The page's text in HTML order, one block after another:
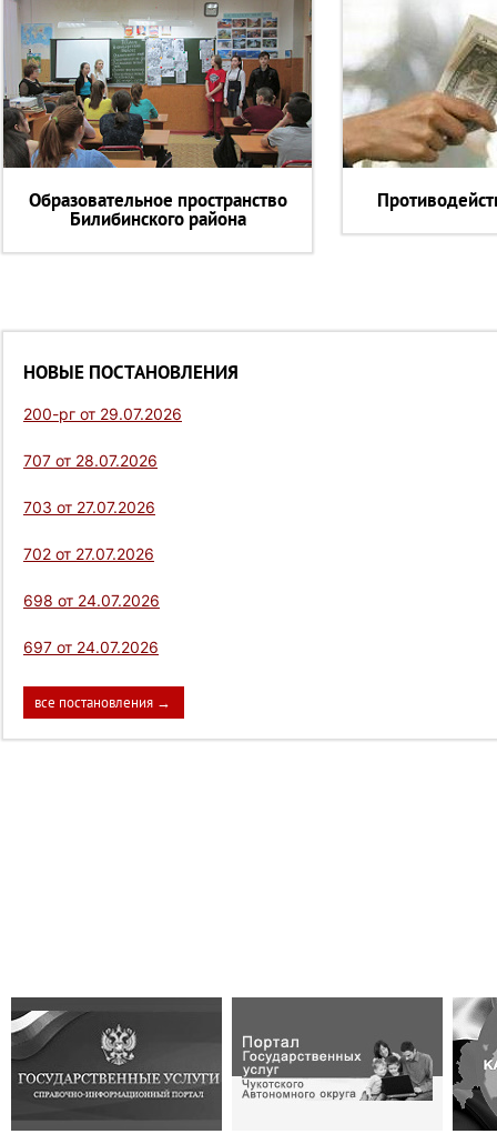
Образовательное пространство
Билибинского района
НОВЫЕ ПОСТАНОВЛЕНИЯ
200-рг от 29.07.2026
707 от 28.07.2026
703 от 27.07.2026
702 от 27.07.2026
698 от 24.07.2026
697 от 24.07.2026
все постановления →